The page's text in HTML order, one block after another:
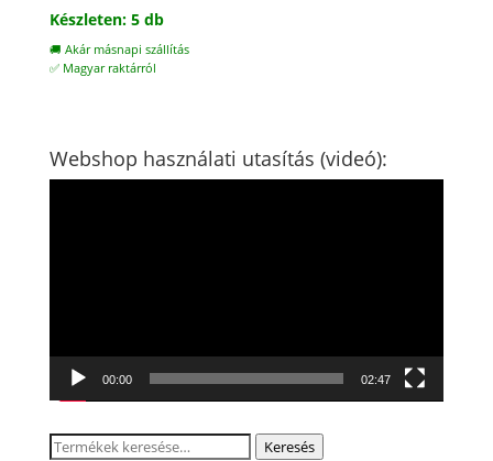
Készleten: 5 db
🚚 Akár másnapi szállítás
✅ Magyar raktárról
Webshop használati utasítás (videó):
00:00 02:47
Keresés
Keresés